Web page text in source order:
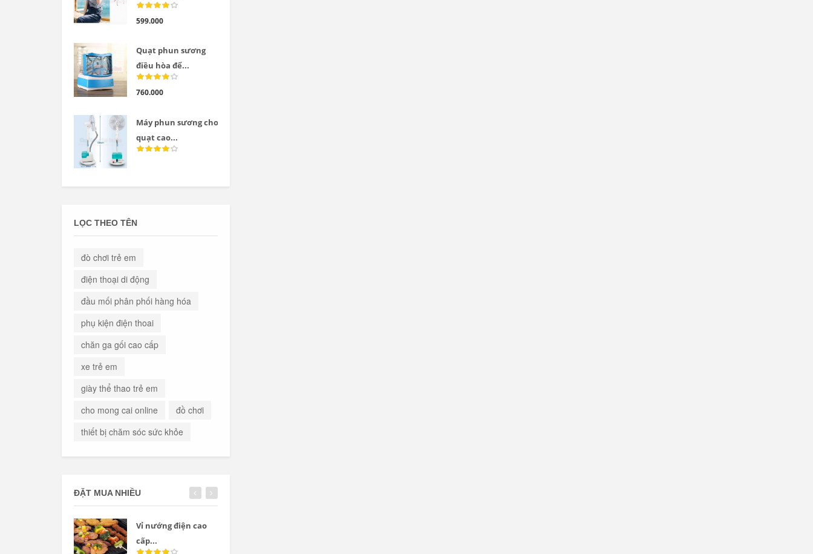
599.000
Quạt phun sương
điều hòa để...
760.000
Máy phun sương cho
quạt cao...
LỌC THEO TÊN
đò chơi trẻ em
điện thoại di động
đầu mối phân phối hàng hóa
phụ kiện điện thoai
chăn ga gối cao cấp
xe trẻ em
giày thể thao trẻ em
cho mong cai online
đồ chơi
thiết bị chăm sóc sức khỏe
ĐẶT MUA NHIỀU
Vỉ nướng điện cao
cấp...